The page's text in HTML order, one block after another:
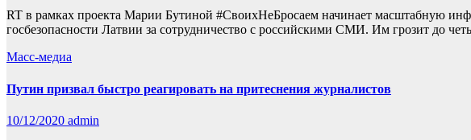
RT в рамках проекта Марии Бутиной #СвоихНеБросаем начинает масштабную
госбезопасности Латвии за сотрудничество с российскими СМИ. Им грозит до
Масс-медиа
Путин призвал быстро реагировать на притеснения журналистов
10/12/2020 admin